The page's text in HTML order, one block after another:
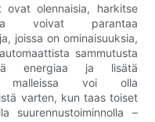
ovat olennaisia, harkitse
voivat parantaa
joissa on ominaisuuksia,
sammutusta
energiaa ja lisätä
malleissa voi olla
varten, kun taas toiset
suurennustoiminnolla –